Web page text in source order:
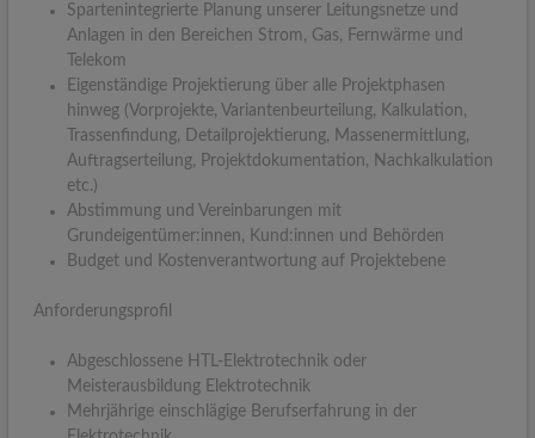
Spartenintegrierte Planung unserer Leitungsnetze und
Anlagen in den Bereichen Strom, Gas, Fernwärme und
Telekom
Eigenständige Projektierung über alle Projektphasen
hinweg (Vorprojekte, Variantenbeurteilung, Kalkulation,
Trassenfindung, Detailprojektierung, Massenermittlung,
Auftragserteilung, Projektdokumentation, Nachkalkulation
etc.)
Abstimmung und Vereinbarungen mit
Grundeigentümer:innen, Kund:innen und Behörden
Budget und Kostenverantwortung auf Projektebene
Anforderungsprofil
Abgeschlossene HTL-Elektrotechnik oder
Meisterausbildung Elektrotechnik
Mehrjährige einschlägige Berufserfahrung in der